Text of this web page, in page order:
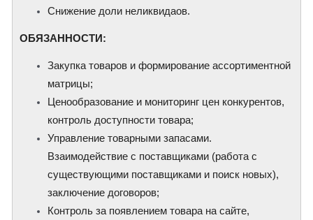
Снижение доли неликвидаов.
​ОБЯЗАННОСТИ:
Закупка товаров и формирование ассортиментной
матрицы;
Ценообразование и мониторинг цен конкурентов,
контроль доступности товара;
Управление товарными запасами.
Взаимодействие с поставщиками (работа с
существующими поставщиками и поиск новых),
заключение договоров;
Контроль за появлением товара на сайте,